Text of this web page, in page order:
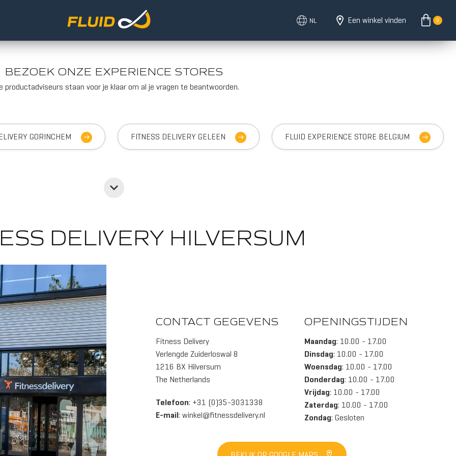
NL Een winkel vinden 0
BEZOEK ONZE EXPERIENCE STORES
productadviseurs staan voor je klaar om al je vragen te beantwoorden.
GORINCHEM FITNESS DELIVERY GELEEN FLUID EXPERIENCE STORE BELGIUM
DELIVERY HILVERSUM
CONTACT GEGEVENS
Fitness Delivery
Verlengde Zuiderloswal 8
1216 BX Hilversum
The Netherlands
Telefoon: +31 (0)35-3031338
E-mail: winkel@fitnessdelivery.nl
OPENINGSTIJDEN
Maandag: 10.00 - 17.00
Dinsdag: 10.00 - 17.00
Woensdag: 10.00 - 17.00
Donderdag: 10.00 - 17.00
Vrijdag: 10.00 - 17.00
Zaterdag: 10.00 - 17.00
Zondag: Gesloten